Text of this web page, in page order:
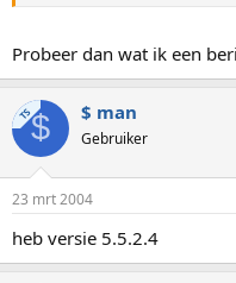
Probeer dan wat ik een
TS$ $ man
Gebruiker
23 mrt 2004
heb versie 5.5.2.4